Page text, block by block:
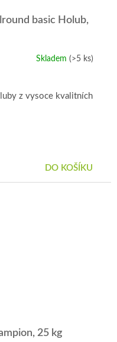
basic Holub,
Skladem(>5 ks)
DO KOŠÍKU
z vysoce kvalitních
25 kg